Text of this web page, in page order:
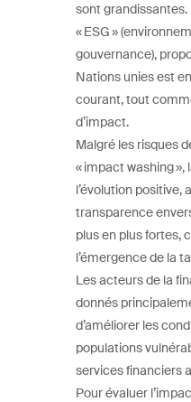
sont
« ESG »
gouvernance),
Nations unies est
courant, tout
d’impact.
Malgré les risques
« impact washing »,
l’évolution positive,
transparence
plus en plus fortes,
l’émergence de la
Les acteurs de la
donnés
d’améliorer les
populations
services financiers
Pour évaluer